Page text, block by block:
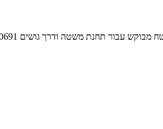
תחנת משטה ודרך גושים 10691, 10692, 10693